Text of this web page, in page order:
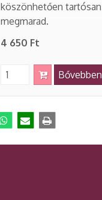
köszönhetően tartósan
megmarad.
4 650 Ft
Bővebben